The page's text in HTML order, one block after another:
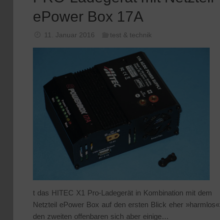
ePower Box 17A
11. Januar 2016 test & technik
t das HITEC X1 Pro-Ladegerät in Kombination mit dem
Netzteil ePower Box auf den ersten Blick eher
den zweiten offenbaren sich aber einige…